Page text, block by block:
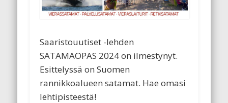
Saaristouutiset -lehden
SATAMAOPAS 2024 on ilmestynyt.
Esittelyssä on Suomen
rannikkoalueen satamat. Hae omasi
lehtipisteestä!